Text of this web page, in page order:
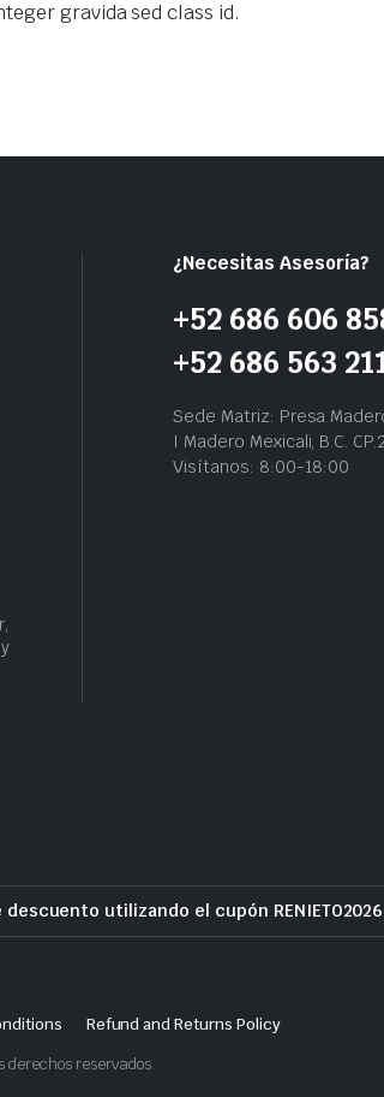
gravida sed class id.
¿Necesitas Asesoría?
+52 686 606
+52 686 563
Sede Matriz: Presa
I Madero Mexicali, B.C.
Visítanos: 8:00-18:00
descuento utilizando el cupón RENIETO2026
Refund and Returns Policy
derechos reservados.